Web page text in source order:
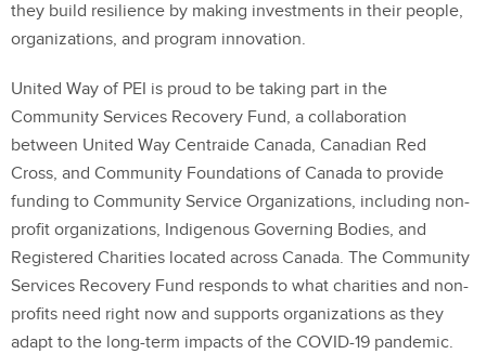
they build resilience by making investments in their people,
organizations, and program innovation.
United Way of PEI is proud to be taking part in the
Community Services Recovery Fund, a collaboration
between United Way Centraide Canada, Canadian Red
Cross, and Community Foundations of Canada to provide
funding to Community Service Organizations, including non-
profit organizations, Indigenous Governing Bodies, and
Registered Charities located across Canada. The Community
Services Recovery Fund responds to what charities and non-
profits need right now and supports organizations as they
adapt to the long-term impacts of the COVID-19 pandemic.